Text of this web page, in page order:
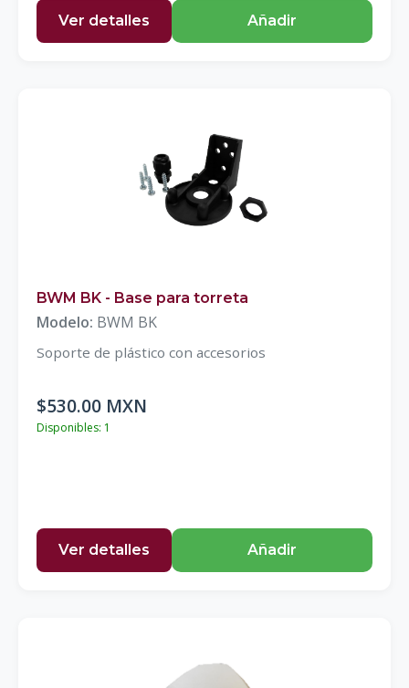
Ver detalles Añadir
BWM BK - Base para torreta
Modelo: BWM BK
Soporte de plástico con accesorios
$530.00 MXN
Disponibles: 1
Ver detalles Añadir